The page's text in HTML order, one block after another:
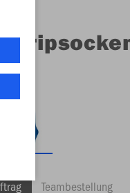
Teambestellung